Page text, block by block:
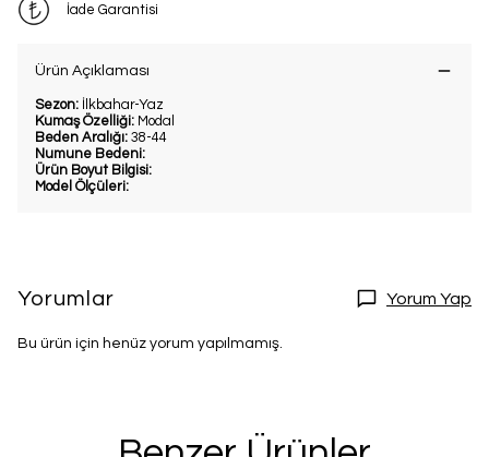
İade Garantisi
Ürün Açıklaması
Sezon: İlkbahar-Yaz
Kumaş Özelliği: Modal
Beden Aralığı: 38-44
Numune Bedeni:
Ürün Boyut Bilgisi:
Model Ölçüleri:
Yorumlar Yorum Yap
Bu ürün için henüz yorum yapılmamış.